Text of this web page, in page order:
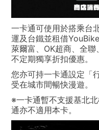
一卡通可使用於搭乘台
運及台鐵並租借
萊爾富、OK超商、全聯
不定期獨享折扣優惠。
您亦可持一卡通設定「
受在城市間暢快漫遊。
※一卡通暫不支援基北
通亦不適用本卡。